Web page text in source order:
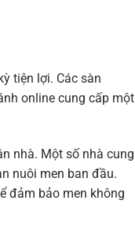
tiện lợi. Các sàn
online cung cấp một
nhà. Một số nhà cung
nuôi men ban đầu.
đảm bảo men không